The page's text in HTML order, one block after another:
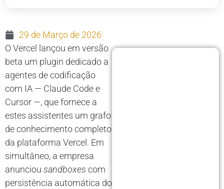
29 de Março de 2026
O Vercel lançou em versão
beta um plugin dedicado a
agentes de codificação
com IA — Claude Code e
Cursor —, que fornece a
estes assistentes um grafo
de conhecimento completo
da plataforma Vercel. Em
simultâneo, a empresa
anunciou sandboxes com
persistência automática do